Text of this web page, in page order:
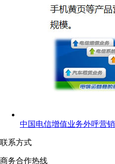
中国电信增值业务外呼营销
联系方式
商务合作热线